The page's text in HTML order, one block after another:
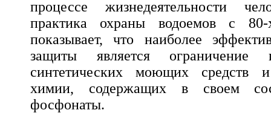
процессе жизнедеятельности
практика охраны водоемов с
показывает, что наиболее
защиты является ограничение
синтетических моющих средств
химии, содержащих в своем
фосфонаты.